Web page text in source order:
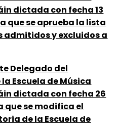
dictada con fecha 13
que se aprueba la lista
y excluidos a
Delegado del
Escuela de Música
dictada con fecha 26
que se modifica el
de la Escuela de